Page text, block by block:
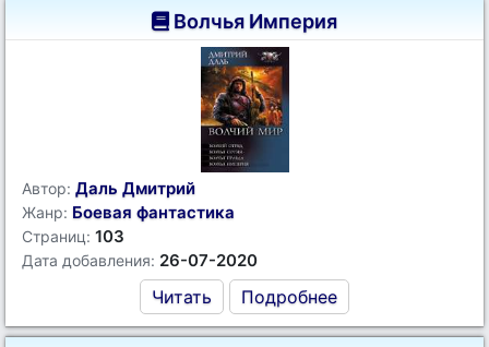
Волчья Империя
Автор: Даль Дмитрий
Жанр: Боевая фантастика
Страниц: 103
Дата добавления: 26-07-2020
Читать Подробнее